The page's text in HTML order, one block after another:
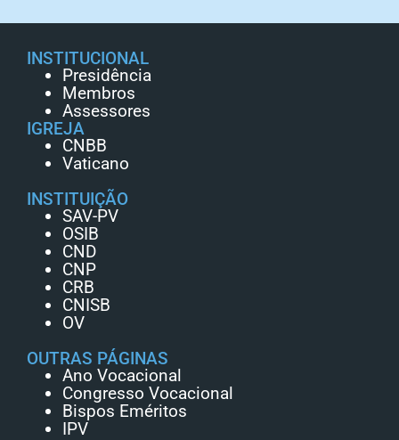
INSTITUCIONAL
Presidência
Membros
Assessores
IGREJA
CNBB
Vaticano
INSTITUIÇÃO
SAV-PV
OSIB
CND
CNP
CRB
CNISB
OV
OUTRAS PÁGINAS
Ano Vocacional
Congresso Vocacional
Bispos Eméritos
IPV